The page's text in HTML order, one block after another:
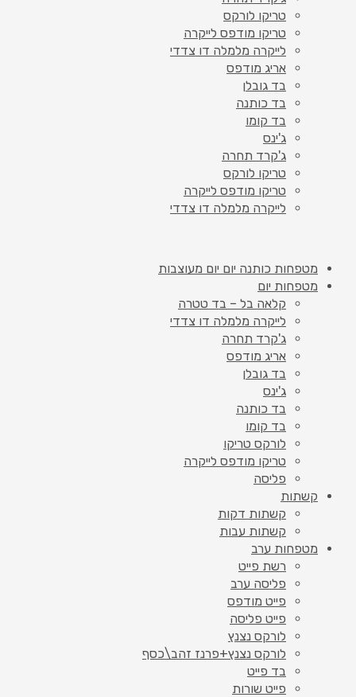
טריקו לורקס
טריקו מודפס לייקרה
לייקרה מלמלה דו צדדי
אריג מודפס
בד גובלן
בד כותנה
בד קומו
ג'ינס
ג'קרד תחרה
טריקו לורקס
טריקו מודפס לייקרה
לייקרה מלמלה דו צדדי
מטפחות כותנה יום יום מעוצבות
מטפחות יום
קלאה בל – בד טטרה
לייקרה מלמלה דו צדדי
ג'קרד תחרה
אריג מודפס
בד גובלן
ג'ינס
בד כותנה
בד קומו
לורקס טריקו
טריקו מודפס לייקרה
פליסה
קשתות
קשתות דקות
קשתות עבות
מטפחות ערב
רשת פייט
פליסה ערב
פייט מודפס
פייט פליסה
לורקס נצנץ
לורקס נצנץ+פרנז זהב\כסף
בד פייט
פייט שורות